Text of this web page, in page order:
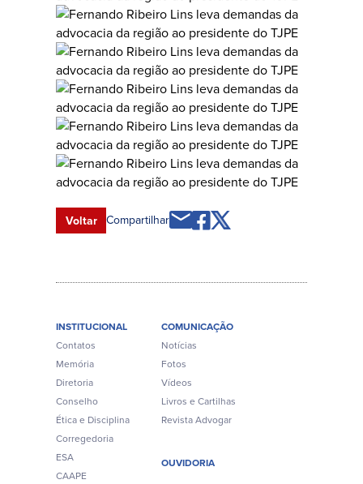
Voltar Compartilhar
INSTITUCIONAL
Contatos
Memória
Diretoria
Conselho
Ética e Disciplina
Corregedoria
ESA
CAAPE
COMUNICAÇÃO
Notícias
Fotos
Vídeos
Livros e Cartilhas
Revista Advogar
OUVIDORIA